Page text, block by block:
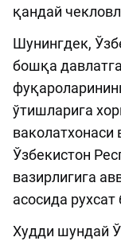
қандай
Шунингдек,
бошқа
ўтишларига
ваколатхонаси
Ўзбекистон
вазирлигига
асосида
Худди шундай